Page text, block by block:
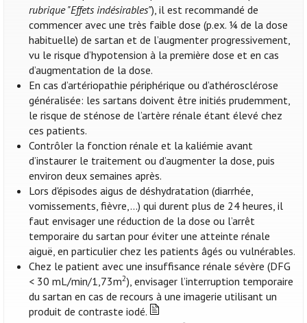
rubrique "Effets indésirables"), il est recommandé de
commencer avec une très faible dose (p.ex. ¼ de la dose
habituelle) de sartan et de l’augmenter progressivement,
vu le risque d’hypotension à la première dose et en cas
d’augmentation de la dose.
En cas d’artériopathie périphérique ou d’athérosclérose
généralisée: les sartans doivent être initiés prudemment,
le risque de sténose de l’artère rénale étant élevé chez
ces patients.
Contrôler la fonction rénale et la kaliémie avant
d’instaurer le traitement ou d’augmenter la dose, puis
environ deux semaines après.
Lors d'épisodes aigus de déshydratation (diarrhée,
vomissements, fièvre,...) qui durent plus de 24 heures, il
faut envisager une réduction de la dose ou l’arrêt
temporaire du sartan pour éviter une atteinte rénale
aiguë, en particulier chez les patients âgés ou vulnérables.
Chez le patient avec une insuffisance rénale sévère (DFG
< 30 mL/min/1,73m2), envisager l’interruption temporaire
du sartan en cas de recours à une imagerie utilisant un
produit de contraste iodé.